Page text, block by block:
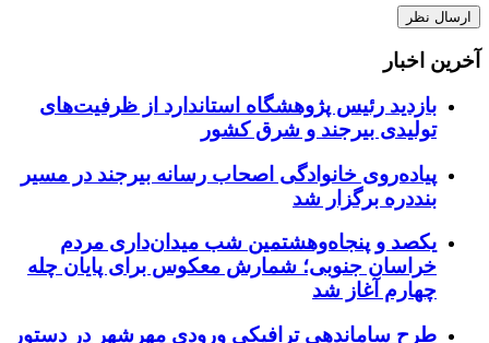
آخرین اخبار
بازدید رئیس پژوهشگاه استاندارد از ظرفیت‌های
تولیدی بیرجند و شرق کشور
پیاده‌روی خانوادگی اصحاب رسانه بیرجند در مسیر
بنددره برگزار شد
یکصد و پنجاه‌وهشتمین شب میدان‌داری مردم
خراسان جنوبی؛ شمارش معکوس برای پایان چله
چهارم آغاز شد
طرح ساماندهی ترافیکی ورودی مهرشهر در دستور